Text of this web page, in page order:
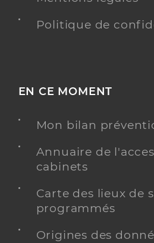
Politique de
EN CE MOMENT
Mon bilan
Annuaire de
cabinets
Carte des lieux de
programmés
Origines des